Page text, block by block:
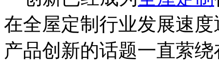
在全屋定制行业发展速
产品创新的话题一直萦